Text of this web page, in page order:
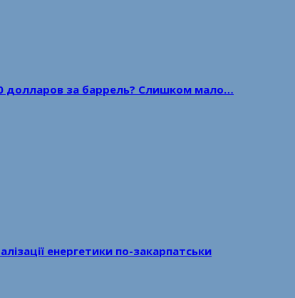
долларов за баррель? Слишком мало…
енергетики по-закарпатськи